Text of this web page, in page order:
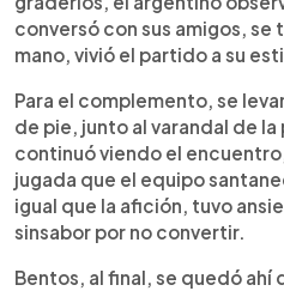
conversó con sus amigos, se
mano, vivió el partido a su
Para el complemento, se
de pie, junto al varandal de
continuó viendo el
jugada que el equipo
igual que la afición, tuvo
sinsabor por no convertir.
Bentos, al final, se quedó ahí